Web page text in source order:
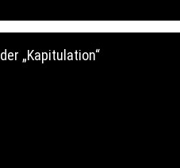
„Kapitulation“